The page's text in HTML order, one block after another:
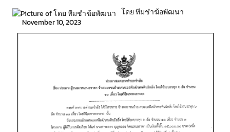
โดย ทีมชำฆ้อพัฒนา
November 10, 2023